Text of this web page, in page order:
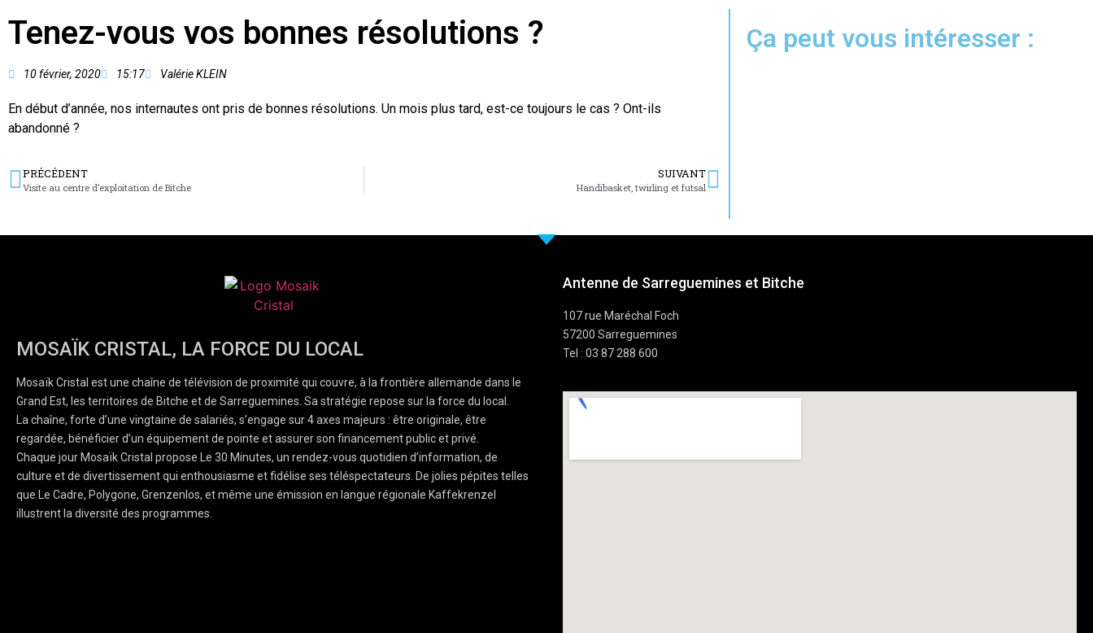
Tenez-vous vos bonnes résolutions ?
10 février, 2020 15:17 Valérie KLEIN
En début d’année, nos internautes ont pris de bonnes résolutions. Un mois plus tard, est-ce toujours le cas ? Ont-ils
abandonné ?
PRÉCÉDENT
Visite au centre d’exploitation de Bitche
SUIVANT
Handibasket, twirling et futsal
Ça peut vous intéresser :
MOSAÏK CRISTAL, LA FORCE DU LOCAL
Mosaïk Cristal est une chaîne de télévision de proximité qui couvre, à la frontière allemande dans le
Grand Est, les territoires de Bitche et de Sarreguemines. Sa stratégie repose sur la force du local.
La chaîne, forte d’une vingtaine de salariés, s’engage sur 4 axes majeurs : être originale, être
regardée, bénéficier d’un équipement de pointe et assurer son financement public et privé.
Chaque jour Mosaïk Cristal propose Le 30 Minutes, un rendez-vous quotidien d’information, de
culture et de divertissement qui enthousiasme et fidélise ses téléspectateurs. De jolies pépites telles
que Le Cadre, Polygone, Grenzenlos, et même une émission en langue régionale Kaffekrenzel
illustrent la diversité des programmes.
Antenne de Sarreguemines et Bitche
107 rue Maréchal Foch
57200 Sarreguemines
Tel : 03 87 288 600